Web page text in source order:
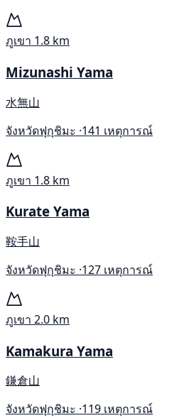
ภูเขา 1.8 km
Mizunashi Yama
水無山
จังหวัดฟุกุชิมะ ·141 เหตุการณ์
ภูเขา 1.8 km
Kurate Yama
鞍手山
จังหวัดฟุกุชิมะ ·127 เหตุการณ์
ภูเขา 2.0 km
Kamakura Yama
鎌倉山
จังหวัดฟุกุชิมะ ·119 เหตุการณ์